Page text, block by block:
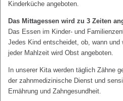
Kinderküche angeboten.
Das Mittagessen wird zu 3 Zeiten
Das Essen im Kinder- und
Jedes Kind entscheidet, ob, wann
jeder Mahlzeit wird Obst angeboten.
In unserer Kita werden täglich Zähne
der zahnmedizinische Dienst und
Ernährung und Zahngesundheit.